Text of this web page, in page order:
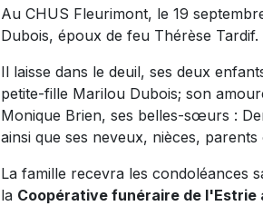
Au CHUS Fleurimont, le 19
Dubois, époux de feu Thérèse
Il laisse dans le deuil, ses deux
petite-fille Marilou Dubois; son
Monique Brien, ses belles-sœurs :
ainsi que ses neveux, nièces, parents
La famille recevra les condoléances
la Coopérative funéraire de l'Estrie